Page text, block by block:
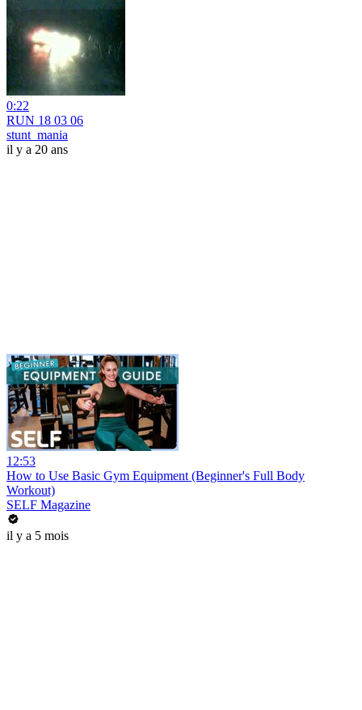
0:22
RUN 18 03 06
stunt_mania
il y a 20 ans
12:53
How to Use Basic Gym Equipment (Beginner's Full Body
Workout)
SELF Magazine
il y a 5 mois